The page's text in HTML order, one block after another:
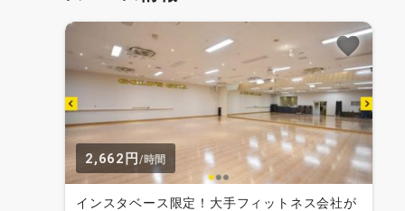
2,662円 /時間
インスタベース限定！大手フィットネス会社が